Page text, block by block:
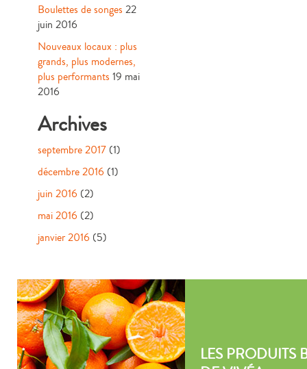
Boulettes de songes 22
juin 2016
Nouveaux locaux : plus
grands, plus modernes,
plus performants 19 mai
2016
Archives
septembre 2017 (1)
décembre 2016 (1)
juin 2016 (2)
mai 2016 (2)
janvier 2016 (5)
LES PRODUITS